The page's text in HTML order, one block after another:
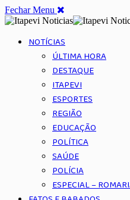
Fechar Menu
NOTÍCIAS
ÚLTIMA HORA
DESTAQUE
ITAPEVI
ESPORTES
REGIÃO
EDUCAÇÃO
POLÍTICA
SAÚDE
POLÍCIA
ESPECIAL –